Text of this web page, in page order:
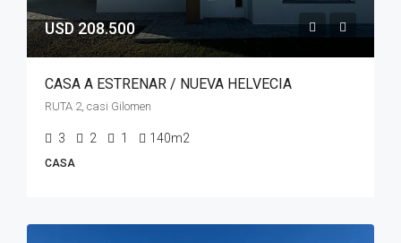
USD 208.500
CASA A ESTRENAR / NUEVA HELVECIA
RUTA 2, casi Gilomen
3 2 1 140m2
CASA